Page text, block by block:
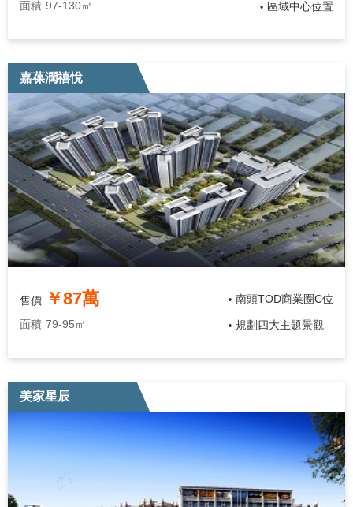
面積 97-130㎡ • 區域中心位置
嘉葆潤禧悅
售價 ￥87萬
面積 79-95㎡
• 南頭TOD商業圈C位
• 規劃四大主題景觀
美家星辰